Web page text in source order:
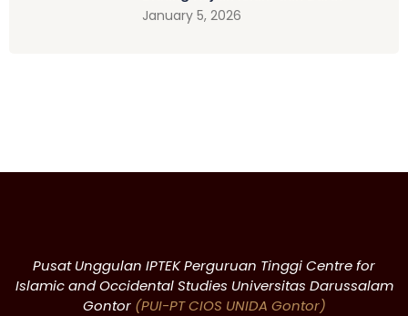
January 5, 2026
Pusat Unggulan IPTEK Perguruan Tinggi Centre for
Islamic and Occidental Studies Universitas Darussalam
Gontor (PUI-PT CIOS UNIDA Gontor)